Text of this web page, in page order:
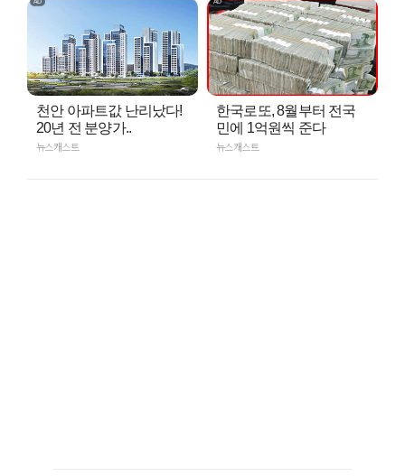
천안 아파트값 난리났다!
20년 전 분양가..
뉴스캐스트
한국로또, 8월부터 전국
민에 1억원씩 준다
뉴스캐스트